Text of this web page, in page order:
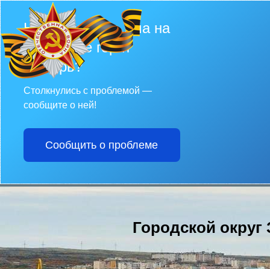
Не убран снег, яма на
дороге, не горит
фонарь?
Столкнулись с проблемой —
сообщите о ней!
Сообщить о проблеме
Городской